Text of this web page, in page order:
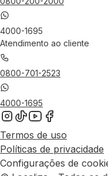
4000-1695
Atendimento ao cliente
0800-701-2523
4000-1695
Termos de uso
Políticas de privacidade
Configurações de